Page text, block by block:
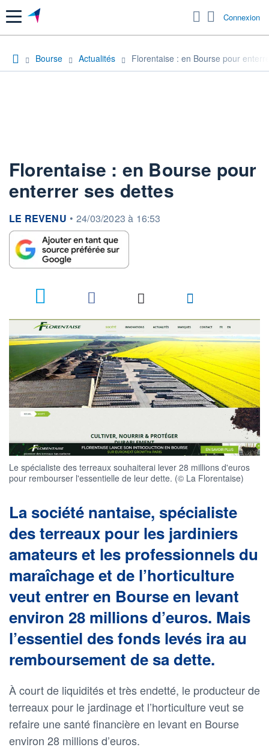
Menu Connexion
Bourse Actualités Florentaise : en Bourse pour
Florentaise : en Bourse pour
enterrer ses dettes
information fournie par
LE REVENU • 24/03/2023 à 16:53
Le spécialiste des terreaux souhaiterai lever 28 millions d'euros
pour rembourser l'essentielle de leur dette. (© La Florentaise)
La société nantaise, spécialiste
des terreaux pour les jardiniers
amateurs et les professionnels du
maraîchage et de l’horticulture
veut entrer en Bourse en levant
environ 28 millions d’euros. Mais
l’essentiel des fonds levés ira au
remboursement de sa dette.
À court de liquidités et très endetté, le producteur de
terreaux pour le jardinage et l’horticulture veut se
refaire une santé financière en levant en Bourse
environ 28 millions d’euros.